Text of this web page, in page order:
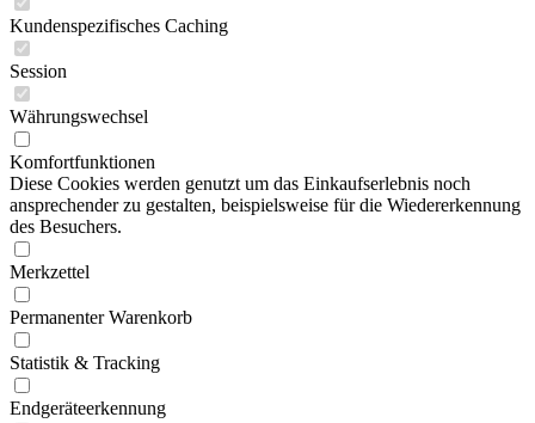
Kundenspezifisches Caching
Session
Währungswechsel
Komfortfunktionen
Diese Cookies werden genutzt um das Einkaufserlebnis noch
ansprechender zu gestalten, beispielsweise für die Wiedererkennung
des Besuchers.
Merkzettel
Permanenter Warenkorb
Statistik & Tracking
Endgeräteerkennung